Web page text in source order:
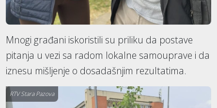
Mnogi građani iskoristili su priliku da postave
pitanja u vezi sa radom lokalne samouprave i da
iznesu mišljenje o dosadašnjim rezultatima.
RTV Stara Pazova